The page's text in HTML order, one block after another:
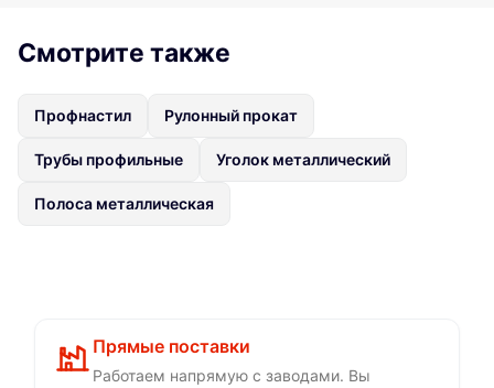
Смотрите также
Профнастил Рулонный прокат
Трубы профильные Уголок металлический
Полоса металлическая
Прямые поставки
Работаем напрямую с заводами. Вы